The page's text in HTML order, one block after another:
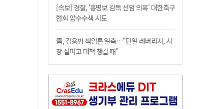
[속보] 경찰, '홍명보 감독 선임 의혹' 대한축구
협회 압수수색 시도
靑, 김용범 책임론 일축…"단일 레버리지, 시
장 살피고 대책 챙길 때"